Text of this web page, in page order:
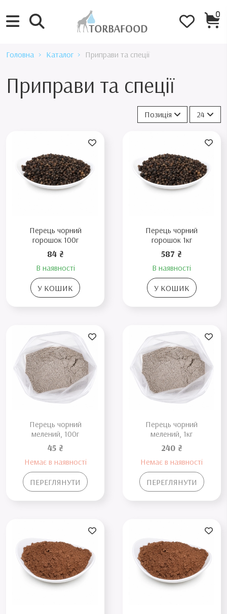
0
Головна Каталог Приправи та спеції
Приправи та спеції
Позиція 24
Перець чорний
горошок 100г
84 ₴
В наявності
У КОШИК
Перець чорний
горошок 1кг
587 ₴
В наявності
У КОШИК
Перець чорний
мелений, 100г
45 ₴
Немає в наявності
ПЕРЕГЛЯНУТИ
Перець чорний
мелений, 1кг
240 ₴
Немає в наявності
ПЕРЕГЛЯНУТИ